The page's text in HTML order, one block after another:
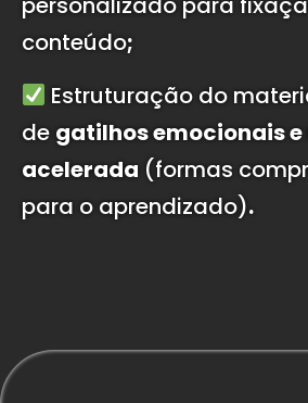
conteúdo;
Estruturação do
de gatilhos emocionais
acelerada (formas
para o aprendizado).